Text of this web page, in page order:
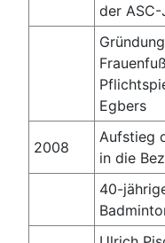
der
Egbers
2008
Aufstieg
in die
40-